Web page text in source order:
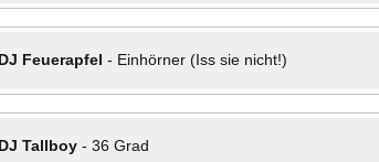
DJ Feuerapfel - Einhörner (Iss sie nicht!)
DJ Tallboy- 36 Grad